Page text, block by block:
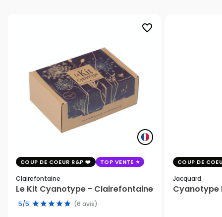
favorite_border
COUP DE COEUR R&P TOP VENTE
Clairefontaine
Le Kit Cyanotype - Clairefontaine
5/5 (6 avis)
COUP DE
Jacquard
Cyanotype